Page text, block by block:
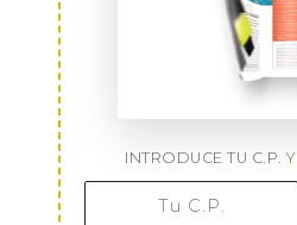
INTRODUCE TU C.P. Y